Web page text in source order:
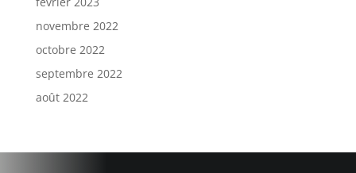
novembre 2022
octobre 2022
septembre 2022
août 2022